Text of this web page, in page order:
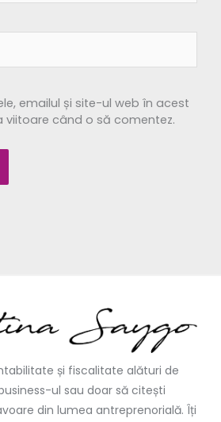
emailul și site-ul web în acest
când o să comentez.
și fiscalitate alături de
ul sau doar să citești
din lumea antreprenorială. Îți